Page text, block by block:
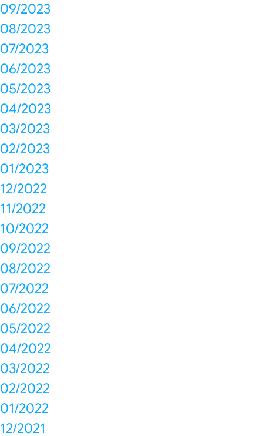
09/2023
08/2023
07/2023
06/2023
05/2023
04/2023
03/2023
02/2023
01/2023
12/2022
11/2022
10/2022
09/2022
08/2022
07/2022
06/2022
05/2022
04/2022
03/2022
02/2022
01/2022
12/2021